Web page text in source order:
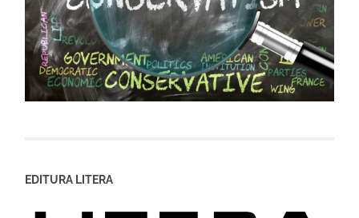
EDITURA LITERA